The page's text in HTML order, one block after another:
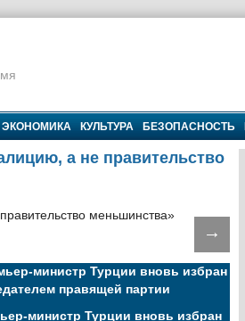
ЭКОНОМИКА КУЛЬТУРА БЕЗОПАСНОСТЬ
а не правительство
→
министр Турции вновь избран